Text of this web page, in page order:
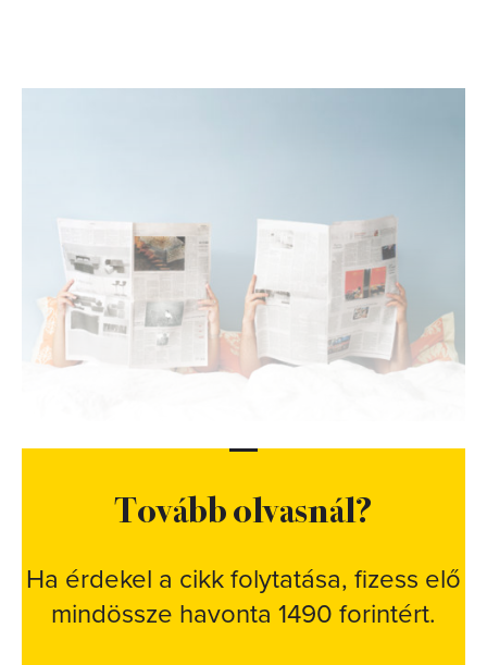
Tovább olvasnál?
Ha érdekel a cikk folytatása, fizess elő
mindössze havonta 1490 forintért.